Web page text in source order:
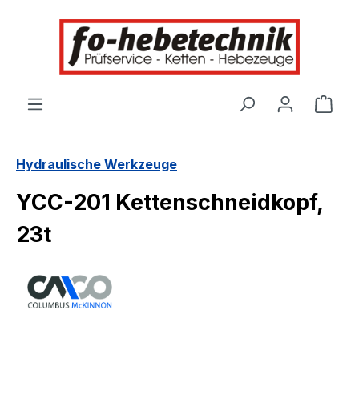
springen
Hydraulische Werkzeuge
YCC-201 Kettenschneidkopf,
23t